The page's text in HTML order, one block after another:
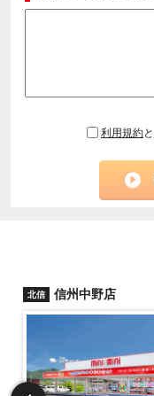
利用規約と
北信 信州中野店